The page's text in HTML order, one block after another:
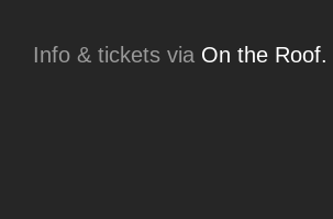
Info & tickets via On the Roof.